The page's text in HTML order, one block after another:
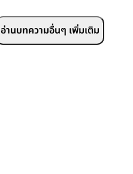
อ่านบทความอื่นๆ เพิ่มเติม